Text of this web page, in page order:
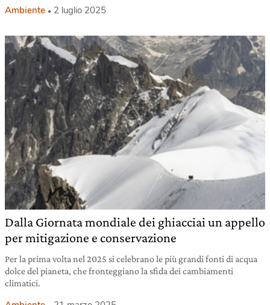
Ambiente 2 luglio 2025
Dalla Giornata mondiale dei ghiacciai un appello
per mitigazione e conservazione
Per la prima volta nel 2025 si celebrano le più grandi fonti di acqua
dolce del pianeta, che fronteggiano la sfida dei cambiamenti
climatici.